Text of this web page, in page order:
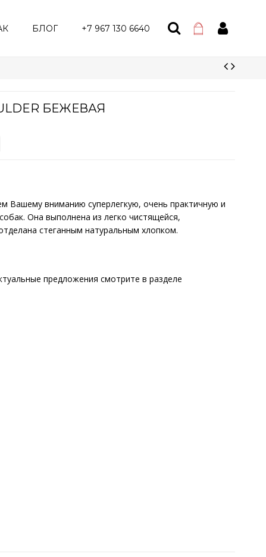
БЛОГ +7 967 130 6640
БЕЖЕВАЯ
вниманию суперлегкую, очень практичную и
Она выполнена из легко чистящейся,
стеганным натуральным хлопком.
предложения смотрите в разделе